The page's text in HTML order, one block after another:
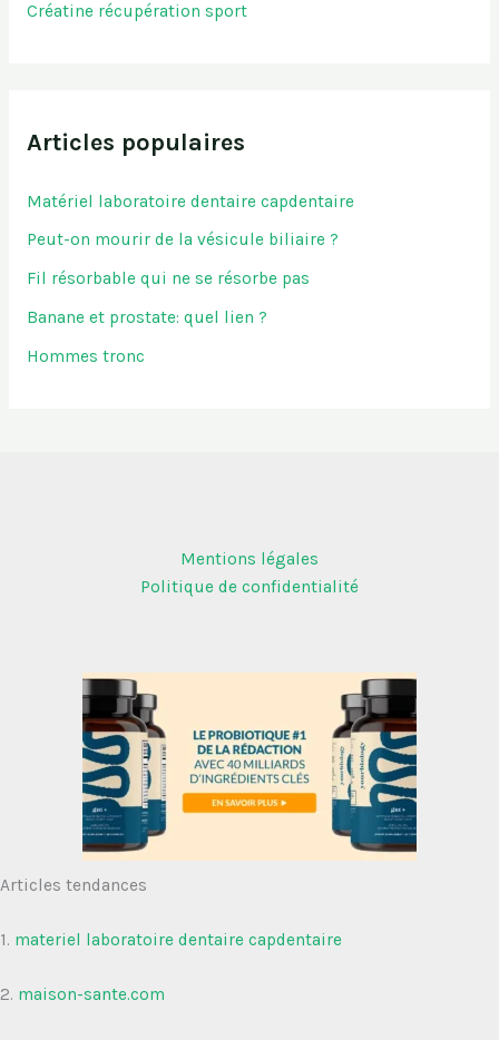
Créatine récupération sport
Articles populaires
Matériel laboratoire dentaire capdentaire
Peut-on mourir de la vésicule biliaire ?
Fil résorbable qui ne se résorbe pas
Banane et prostate: quel lien ?
Hommes tronc
Mentions légales
Politique de confidentialité
Articles tendances
1. materiel laboratoire dentaire capdentaire
2. maison-sante.com